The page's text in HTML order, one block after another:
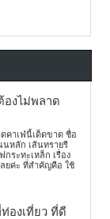
องไม่พลาด
ดคาเฟ่นี้เด็ดขาด ชื่อ
นหลัก เส้นทรายรี
ระทะเหล็ก เรื่อง
ยค่ะ ที่สำคัญคือ ใช้
องเที่ยว ที่ดี